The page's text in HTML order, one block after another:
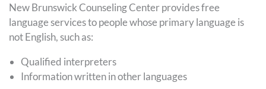
New Brunswick Counseling Center provides free
language services to people whose primary language is
not English, such as:
Qualified interpreters
Information written in other languages